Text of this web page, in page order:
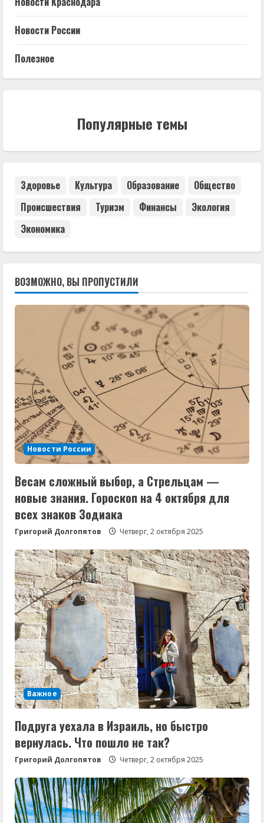
Новости России
Полезное
Популярные темы
Здоровье Культура Образование
Общество
Происшествия
Туризм Финансы
Экология
Экономика
ВОЗМОЖНО, ВЫ ПРОПУСТИЛИ
Новости России
Весам сложный выбор, а Стрельцам —
новые знания. Гороскоп на 4 октября для
всех знаков Зодиака
Григорий Долгопятов Четверг, 2 октября 2025
Важное
Подруга уехала в Израиль, но быстро
вернулась. Что пошло не так?
Григорий Долгопятов Четверг, 2 октября 2025